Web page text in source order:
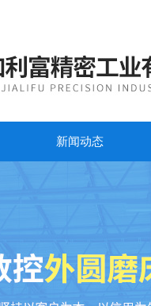
新闻动态